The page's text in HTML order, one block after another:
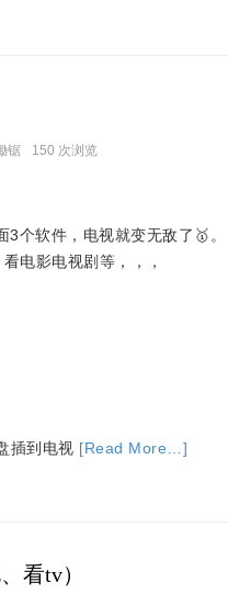
锯 150 次浏览
3个软件，电视就变无敌了🥇
电影电视剧等，，，
插到电视 [Read More…]
看tv）